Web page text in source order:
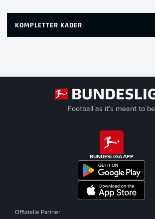
KOMPLETTER KADER
Football as it's meant to be
BUNDESLIGA APP
Offizielle Partner